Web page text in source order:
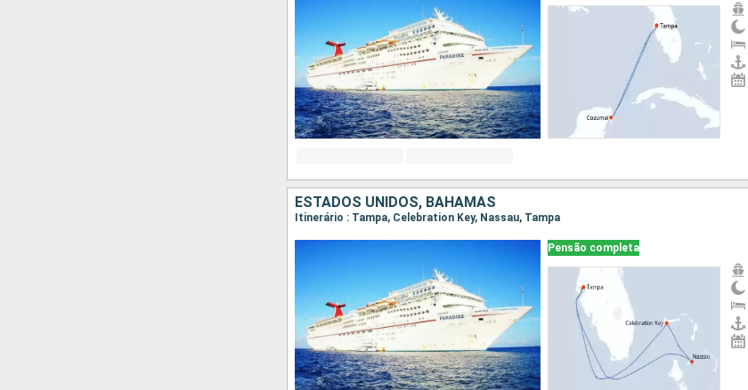
ESTADOS UNIDOS, BAHAMAS
Itinerário : Tampa, Celebration Key, Nassau, Tampa
Pensão completa